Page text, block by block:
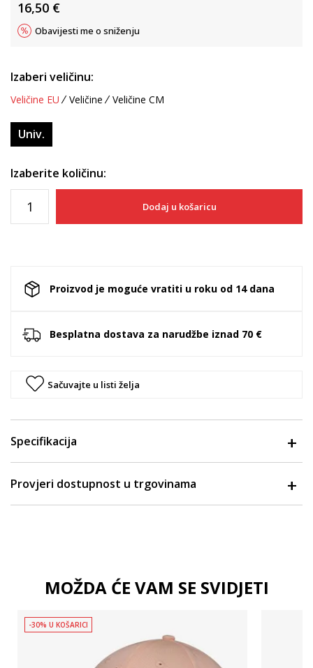
16,50 €
Obavijesti me o sniženju
Izaberi veličinu:
Veličine EU Veličine Veličine CM
Univ.
Izaberite količinu:
Dodaj u košaricu
Proizvod je moguće vratiti u roku od 14 dana
Besplatna dostava za narudžbe iznad 70 €
Sačuvajte u listi želja
Specifikacija
Provjeri dostupnost u trgovinama
MOŽDA ĆE VAM SE SVIDJETI
-30% U KOŠARICI